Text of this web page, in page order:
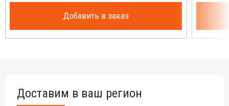
Добавить в заказ
Доставим в ваш регион